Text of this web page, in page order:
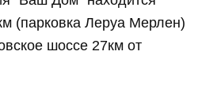
(парковка Леруа Мерлен)
шоссе 27км от